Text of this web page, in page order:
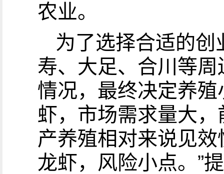
农业。
为了选择合适的
寿、大足、合川等
情况，最终决定养
虾，市场需求量大
产养殖相对来说见
龙虾，风险小点。”